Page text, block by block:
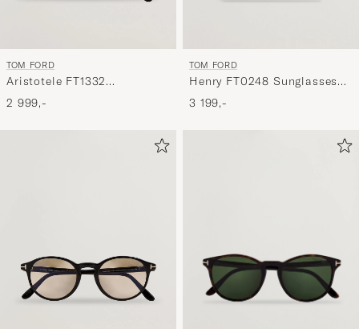
TOM FORD
Aristotele FT1332
Sunglasses Havana
2 999,-
TOM FORD
Henry FT0248 Sunglasses
Havana
3 199,-